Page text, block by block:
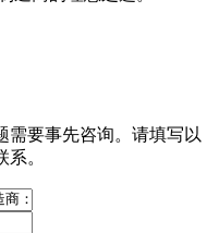
需要事先咨询。请填写以
。